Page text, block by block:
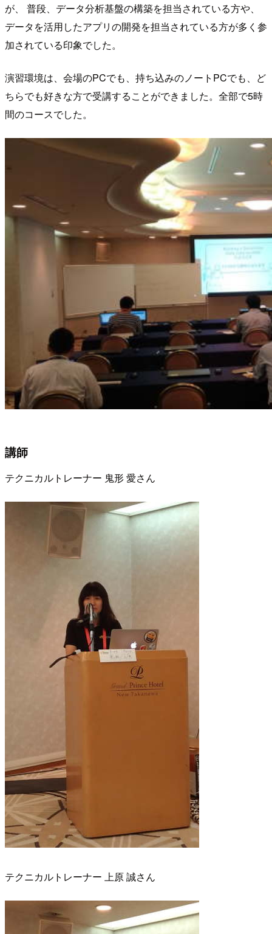
が、 普段、データ分析基盤の構築を担当されている方や、
データを活用したアプリの開発を担当されている方が多く参
加されている印象でした。
演習環境は、会場のPCでも、持ち込みのノートPCでも、ど
ちらでも好きな方で受講することができました。全部で5時
間のコースでした。
講師
テクニカルトレーナー 鬼形 愛さん
テクニカルトレーナー 上原 誠さん